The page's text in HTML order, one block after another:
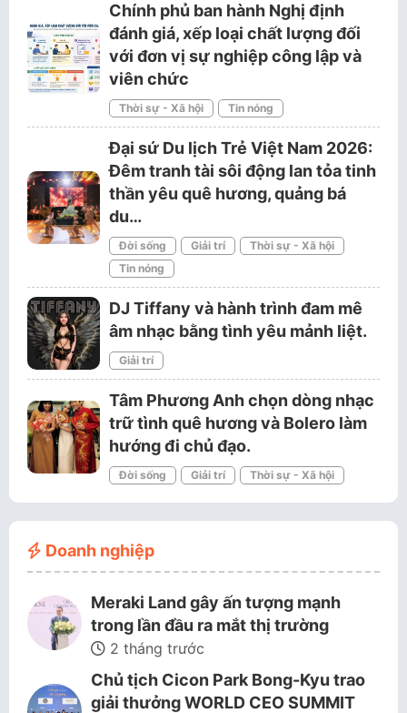
Chính phủ ban hành Nghị định
đánh giá, xếp loại chất lượng đối
với đơn vị sự nghiệp công lập và
viên chức
Thời sự - Xã hội Tin nóng
Đại sứ Du lịch Trẻ Việt Nam 2026:
Đêm tranh tài sôi động lan tỏa tinh
thần yêu quê hương, quảng bá
du…
Đời sống Giải trí
Thời sự - Xã hội
Tin nóng
DJ Tiffany và hành trình đam mê
âm nhạc bằng tình yêu mảnh liệt.
Giải trí
Tâm Phương Anh chọn dòng nhạc
trữ tình quê hương và Bolero làm
hướng đi chủ đạo.
Đời sống Giải trí Thời sự - Xã hội
Doanh nghiệp
Meraki Land gây ấn tượng mạnh
trong lần đầu ra mắt thị trường
2 tháng trước
Chủ tịch Cicon Park Bong-Kyu trao
giải thưởng WORLD CEO SUMMIT